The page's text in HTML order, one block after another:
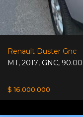
Renault Duster Gnc
MT, 2017, GNC,
$ 16.000.000